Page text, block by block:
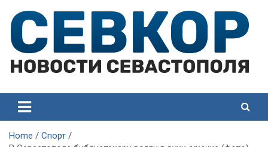
content
Севастополя
Севастополя
Home
Спорт